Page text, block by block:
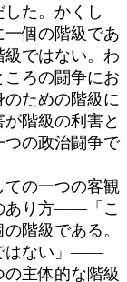
た。かくし
個の階級であ
ではない。わ
ろの闘争にお
ための階級に
階級の利害と
つの政治闘争で
の一つの客観
あり方――「こ
階級である。
はない」――
主体的な階級